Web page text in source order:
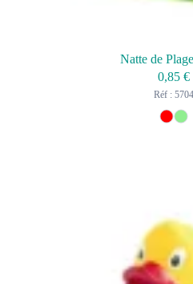
Natte de
0,85€
Réf : 5704